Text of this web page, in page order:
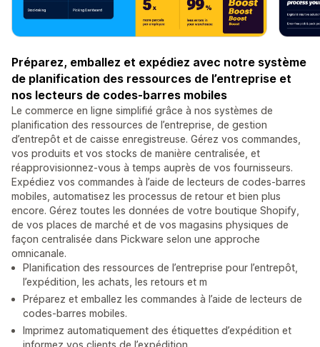
Préparez, emballez et expédiez avec notre système
de planification des ressources de l’entreprise et
nos lecteurs de codes-barres mobiles
Le commerce en ligne simplifié grâce à nos systèmes de
planification des ressources de l’entreprise, de gestion
d’entrepôt et de caisse enregistreuse. Gérez vos commandes,
vos produits et vos stocks de manière centralisée, et
réapprovisionnez-vous à temps auprès de vos fournisseurs.
Expédiez vos commandes à l’aide de lecteurs de codes-barres
mobiles, automatisez les processus de retour et bien plus
encore. Gérez toutes les données de votre boutique Shopify,
de vos places de marché et de vos magasins physiques de
façon centralisée dans Pickware selon une approche
omnicanale.
Planification des ressources de l’entreprise pour l’entrepôt,
l’expédition, les achats, les retours et m
Préparez et emballez les commandes à l’aide de lecteurs de
codes-barres mobiles.
Imprimez automatiquement des étiquettes d’expédition et